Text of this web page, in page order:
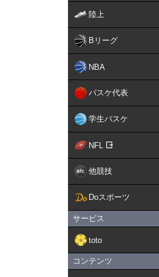
陸上
Bリーグ
NBA
バスケ代表
学生バスケ
NFL
他競技
Doスポーツ
サービス
toto
コンテンツ